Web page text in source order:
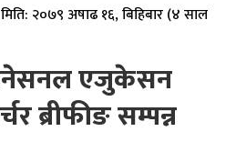
२०७९ अषाढ १६, बिहिबार (४ साल
एजुकेसन
ब्रीफीङ सम्पन्न